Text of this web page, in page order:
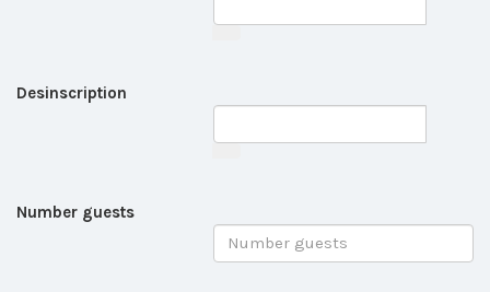
Desinscription
Number guests